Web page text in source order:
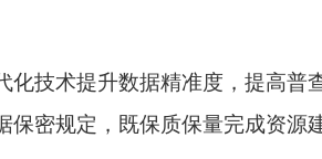
技术提升数据精准度，提高普
密规定，既保质保量完成资源